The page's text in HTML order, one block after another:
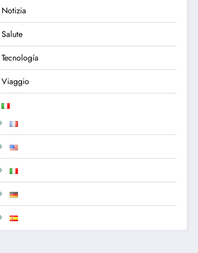
Notizia
Salute
Tecnología
Viaggio